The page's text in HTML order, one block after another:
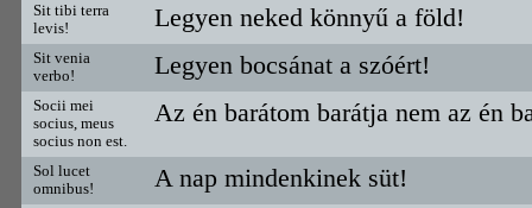
Sit tibi terra
levis!
Legyen neked könnyű a föld!
Sit venia
verbo!
Legyen bocsánat a szóért!
Socii mei
socius, meus
socius non est.
Az én barátom barátja nem az én
Sol lucet
omnibus!
A nap mindenkinek süt!